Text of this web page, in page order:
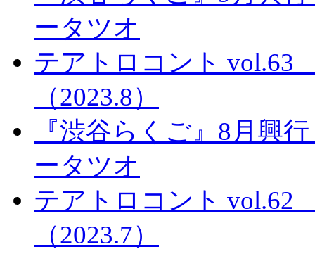
ータツオ
テアトロコント
（2023.8）
『渋谷らくご』8月興
ータツオ
テアトロコント
（2023.7）